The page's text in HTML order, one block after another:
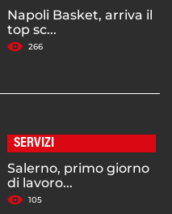
Napoli Basket, arriva il
top sc...
266
SERVIZI
Salerno, primo giorno
di lavoro...
105